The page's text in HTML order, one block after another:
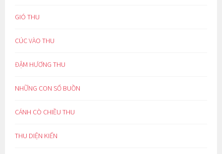
GIÓ THU
CÚC VÀO THU
ĐẬM HƯƠNG THU
NHỮNG CON SỐ BUỒN
CÁNH CÒ CHIỀU THU
THU DIỆN KIẾN